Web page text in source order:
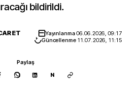
bildirildi.
Yayınlanma06.06.2026, 09:17
Güncellenme 11.07.2026, 11:15
Paylaş
N